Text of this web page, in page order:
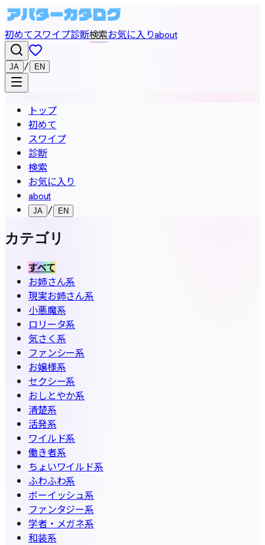
初めてスワイプ診断検索お気に入りabout
JA / EN
トップ
初めて
スワイプ
診断
検索
お気に入り
about
JA / EN
カテゴリ
すべて
お姉さん系
現実お姉さん系
小悪魔系
ロリータ系
気さく系
ファンシー系
お嬢様系
セクシー系
おしとやか系
清楚系
活発系
ワイルド系
働き者系
ちょいワイルド系
ふわふわ系
ボーイッシュ系
ファンタジー系
学者・メガネ系
和装系